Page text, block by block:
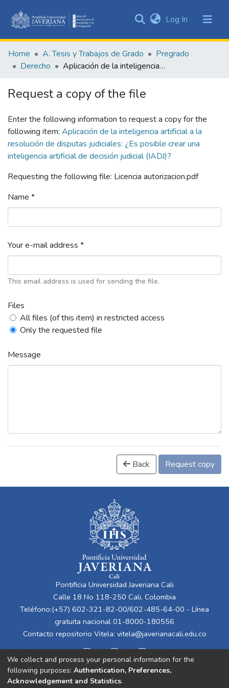
&
Collections
Log In (current)
Home A. Tesis y Trabajos de Grado
Pregrado
Derecho
Aplicación de la inteligencia artificial a la resolución de disputas judiciales: ¿Es posible crear una inteligencia artificial de decisión judicial (IADJ)?
Request a copy of the file
Enter the following information to request a copy for the
following item: Aplicación de la inteligencia artificial a la
resolución de disputas judiciales: ¿Es posible crear una
inteligencia artificial de decisión judicial (IADJ)?
Requesting the following file: Licencia autorizacion.pdf
Name *
Your e-mail address *
This email address is used for sending the file.
Files
All files (of this item) in restricted access
Only the requested file
Message
Back Request copy
Pontificia Universidad Javeriana Cali
Calle 18 No 118-250 Cali, Colombia
Teléfono:(+57) 602-321-82-00/602-485-64-00 - Línea
gratuita nacional 01-8000-180556
Contacto repositorio Vitela: vitela@javerianacali.edu.co
We collect and process your personal information for the
following purposes: Authentication, Preferences,
Acknowledgement and Statistics.